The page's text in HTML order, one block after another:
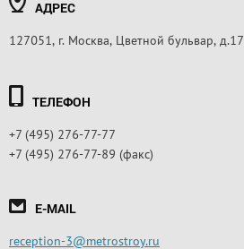
АДРЕС
127051, г. Москва, Цветной бульвар, д.17
ТЕЛЕФОН
+7 (495) 276-77-77
+7 (495) 276-77-89 (факс)
E-MAIL
reception-3@metrostroy.ru